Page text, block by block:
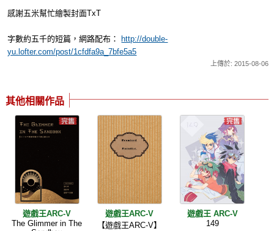
感謝五米幫忙繪製封面TxT
字數約五千的短篇，網路配布：
http://double-
yu.lofter.com/post/1cfdfa9a_7bfe5a5
上傳於: 2015-08-06
其他相關作品
遊戲王ARC-V
The Glimmer in The
遊戲王ARC-V
【遊戲王ARC-V】
遊戲王 ARC-V
149